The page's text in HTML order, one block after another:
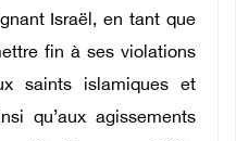
Israël, en tant que
fin à ses violations
saints islamiques et
qu’aux agissements